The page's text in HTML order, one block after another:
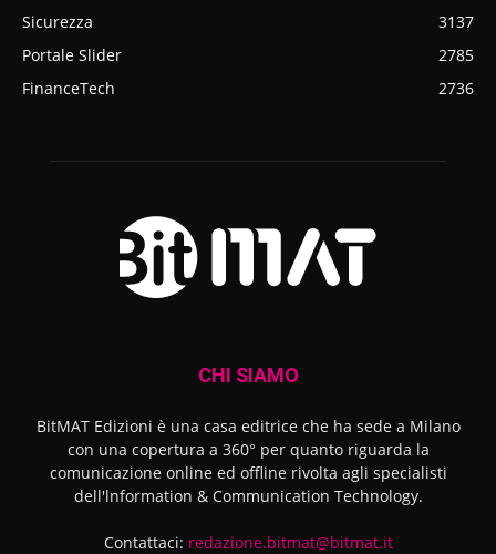
Sicurezza
3137
Portale Slider
2785
FinanceTech
2736
CHI SIAMO
BitMAT Edizioni è una casa editrice che ha sede a Milano
con una copertura a 360° per quanto riguarda la
comunicazione online ed offline rivolta agli specialisti
dell'lnformation & Communication Technology.
Contattaci: redazione.bitmat@bitmat.it